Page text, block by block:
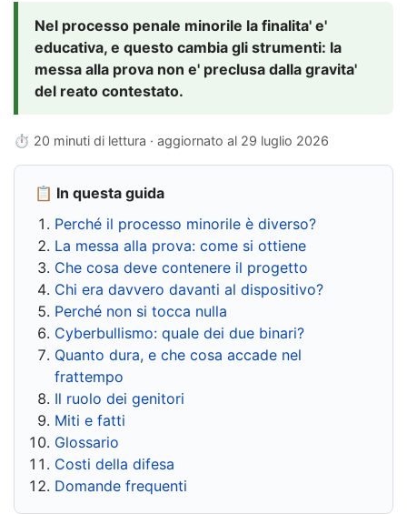
Nel processo penale minorile la finalita' e'
educativa, e questo cambia gli strumenti: la
messa alla prova non e' preclusa dalla gravita'
del reato contestato.
⏱ 20 minuti di lettura · aggiornato al 29 luglio 2026
📋 In questa guida
Perché il processo minorile è diverso?
La messa alla prova: come si ottiene
Che cosa deve contenere il progetto
Chi era davvero davanti al dispositivo?
Perché non si tocca nulla
Cyberbullismo: quale dei due binari?
Quanto dura, e che cosa accade nel
frattempo
Il ruolo dei genitori
Miti e fatti
Glossario
Costi della difesa
Domande frequenti